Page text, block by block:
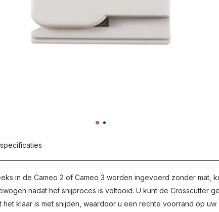
in de Cameo 2 of Cameo 3 worden ingevoerd zonder mat,
nadat het snijproces is voltooid. U kunt de Crosscutter
het klaar is met snijden, waardoor u een rechte voorrand op uw